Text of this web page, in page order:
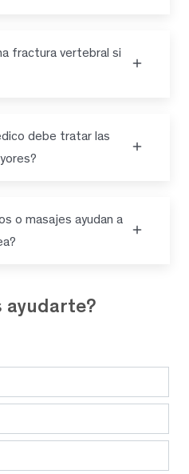
fractura vertebral si
debe tratar las
o masajes ayudan a
ayudarte?